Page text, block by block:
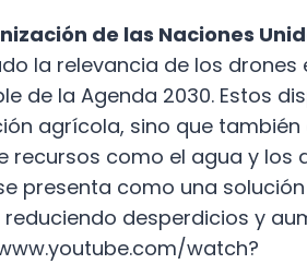
de las Naciones
la relevancia de los drones
de la Agenda 2030. Estos
agrícola, sino que
recursos como el agua y los
presenta como una
reduciendo desperdicios y
watch?